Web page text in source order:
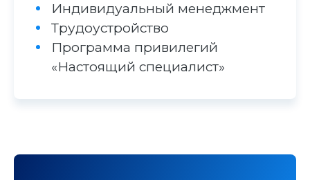
Индивидуальный менеджмент
Трудоустройство
Программа привилегий
«Настоящий специалист»